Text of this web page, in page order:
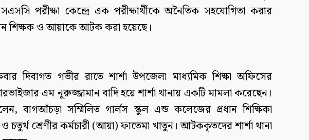
পরীক্ষা কেন্দ্রে এক পরীক্ষার্থীকে অনৈতিক সহযোগিতা করার
শিক্ষক ও আয়াকে আটক করা হয়েছে।
দিবাগত গভীর রাতে শার্শা উপজেলা মাধ্যমিক শিক্ষা অফিসের
এম নূরুজ্জামান বাদি হয়ে শার্শা থানায় একটি মামলা করেছেন।
বাগআঁচড়া সম্মিলিত গার্লস স্কুল এন্ড কলেজের প্রধান শিক্ষিকা
ও চতুর্থ শ্রেণীর কর্মচারী (আয়া) ফাতেমা খাতুন। আটককৃতদের শার্শা থানা